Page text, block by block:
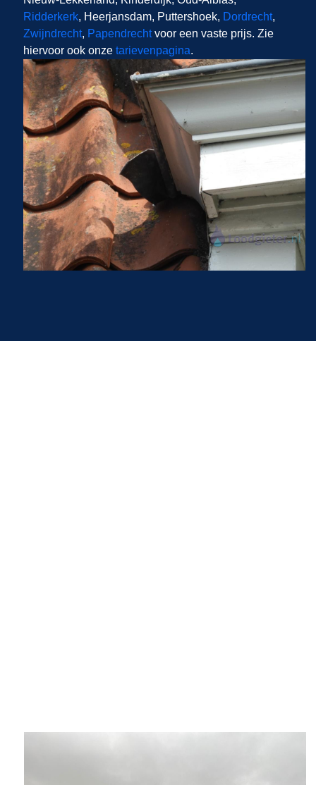
Ridderkerk, Heerjansdam, Puttershoek, Dordrecht,
Zwijndrecht, Papendrechtvoor een vaste prijs. Zie
hiervoor ook onze tarievenpagina.